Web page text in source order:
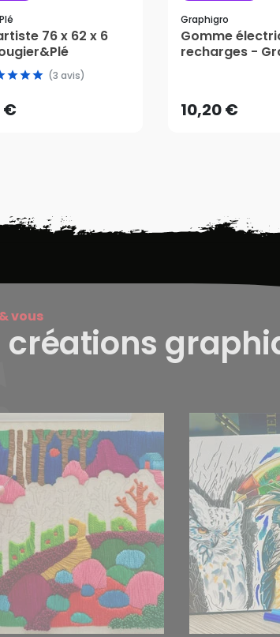
76 x 62 x 6
(3 avis)
€
€
AU PANIER
Graphigro
Gomme
recharges -
10,20 €
10,20 €
AJOUTER
vous
créations